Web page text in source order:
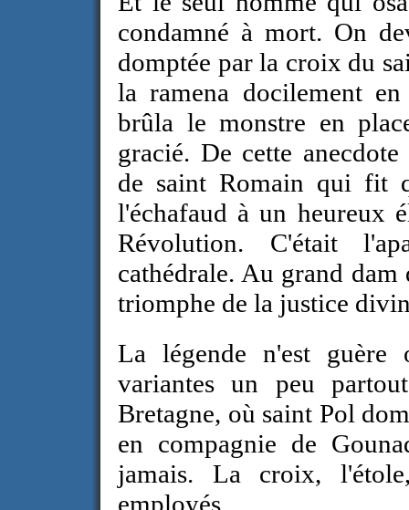
condamné à mort. On
domptée par la croix du
la ramena docilement
brûla le monstre en
gracié. De cette
de saint Romain qui fit
l'échafaud à un heureux
Révolution. C'était
cathédrale. Au grand
triomphe de la justice
La légende n'est guère
variantes un peu
Bretagne, où saint Pol
en compagnie de
jamais. La croix,
employés...